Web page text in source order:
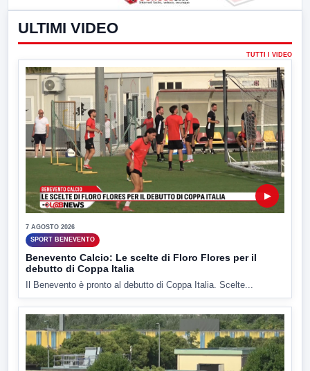
ULTIMI VIDEO
TUTTI I VIDEO
▶
7 AGOSTO 2026
SPORT BENEVENTO
Benevento Calcio: Le scelte di Floro Flores per il
debutto di Coppa Italia
Il Benevento è pronto al debutto di Coppa Italia. Scelte...